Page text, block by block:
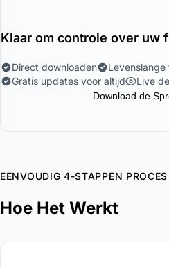
Klaar om controle over uw
Direct downloaden
Levenslange
Gratis updates voor altijd
Live
Download de
EENVOUDIG 4-STAPPEN PROCES
Hoe Het Werkt